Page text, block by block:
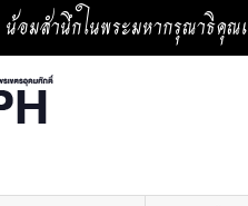
น้อมสำนึกในพระมหากรุณาธิคุ